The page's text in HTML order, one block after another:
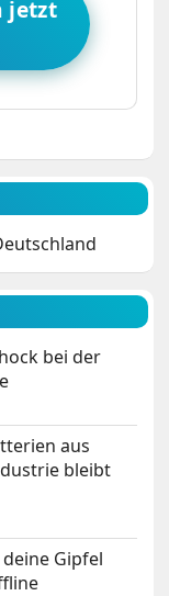
jetzt
bei der
aus
bleibt
Gipfel